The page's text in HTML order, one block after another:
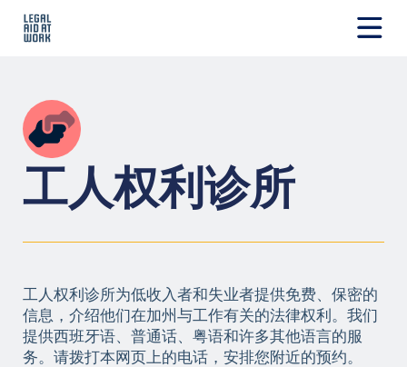
Work
工人权利诊所
工人权利诊所为低收入者和失业者提供免费、保密的
信息，介绍他们在加州与工作有关的法律权利。我们
提供西班牙语、普通话、粤语和许多其他语言的服
务。请拨打本网页上的电话，安排您附近的预约。